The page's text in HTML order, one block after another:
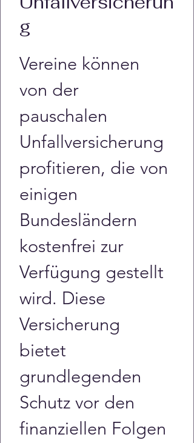
g
Vereine können
von der
pauschalen
Unfallversicherung
profitieren, die von
einigen
Bundesländern
kostenfrei zur
Verfügung gestellt
wird. Diese
Versicherung
bietet
grundlegenden
Schutz vor den
finanziellen Folgen